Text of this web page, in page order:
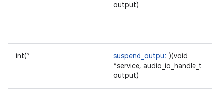
output)
int(* suspend_output )(void
*service, audio_io_handle_t
output)